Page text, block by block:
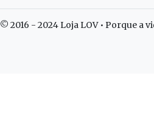
© 2016 - 2024 Loja LOV • Porque a